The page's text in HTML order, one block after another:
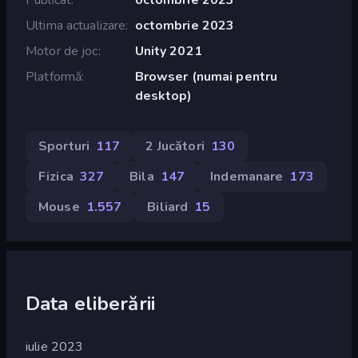
Ultima actualizare
octombrie 2023
Motor de joc
Unity 2021
Platformă
Browser (numai pentru
desktop)
Sporturi 117 2 Jucători 130
Fizica 327 Bila 147 Indemanare 173
Mouse 1.557 Biliard 15
Data eliberării
iulie 2023